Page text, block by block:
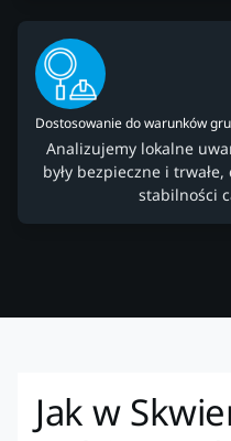
Dostosowanie do warunków
Analizujemy lokalne
były bezpieczne i
stabilności
Jak w